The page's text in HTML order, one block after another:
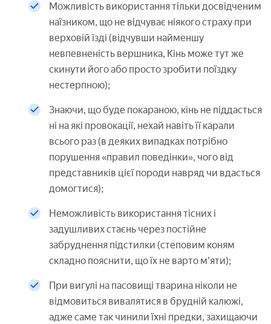
Можливість використання тільки досвідченим
наїзником, що не відчуває ніякого страху при
верховій їзді (відчувши найменшу
невпевненість вершника, Кінь може тут же
скинути його або просто зробити поїздку
нестерпною);
Знаючи, що буде покараною, кінь не піддасться
ні на які провокації, нехай навіть її карали
всього раз (в деяких випадках потрібно
порушення «правил поведінки», чого від
представників цієї породи навряд чи вдасться
домогтися);
Неможливість використання тісних і
задушливих стаєнь через постійне
забруднення підстилки (степовим коням
складно пояснити, що їх не варто м'яти);
При вигулі на пасовищі тварина ніколи не
відмовиться вивалятися в брудній калюжі,
адже саме так чинили їхні предки, захищаючи